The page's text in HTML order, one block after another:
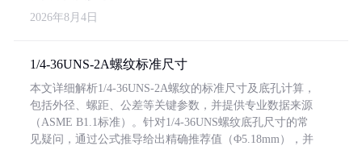
2026年8月4日
1/4-36UNS-2A螺纹标准尺寸
本文详细解析1/4-36UNS-2A螺纹的标准尺寸及底孔计算，
包括外径、螺距、公差等关键参数，并提供专业数据来源
（ASME B1.1标准）。针对1/4-36UNS螺纹底孔尺寸的常
见疑问，通过公式推导给出精确推荐值（Φ5.18mm），并